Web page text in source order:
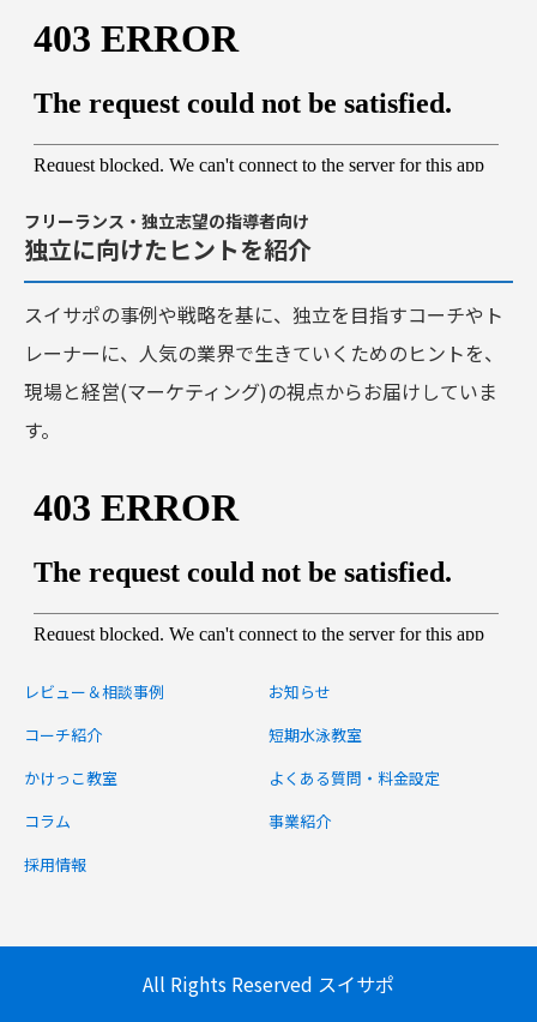
フリーランス・独立志望の指導者向け
独立に向けたヒントを紹介
スイサポの事例や戦略を基に、独立を目指すコーチやト
レーナーに、人気の業界で生きていくためのヒントを、
現場と経営(マーケティング)の視点からお届けしていま
す。
レビュー＆相談事例
お知らせ
コーチ紹介
短期水泳教室
かけっこ教室
よくある質問・料金設定
コラム
事業紹介
採用情報
All Rights Reserved スイサポ